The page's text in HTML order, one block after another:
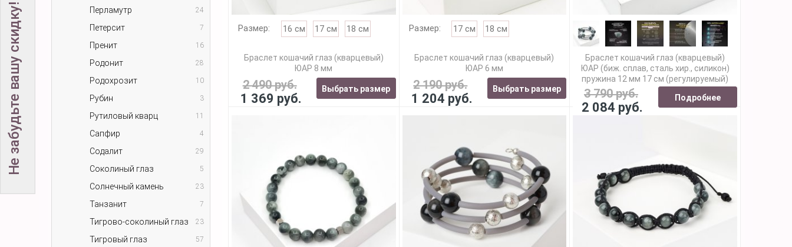
Перламутр 24
Петерсит 7
Пренит 16
Родонит 28
Родохрозит 10
Рубин 3
Рутиловый кварц 11
Сапфир 4
Содалит 29
Соколиный глаз 5
Солнечный камень 23
Танзанит 7
Тигрово-соколиный глаз 23
Тигровый глаз 57
Размер: 16 см 17 см 18 см
Браслет кошачий глаз (кварцевый)
ЮАР 8 мм
2 490 руб.
1 369 руб.
Выбрать размер
Размер: 17 см 18 см
Браслет кошачий глаз (кварцевый)
ЮАР 6 мм
2 190 руб.
1 204 руб.
Выбрать размер
Браслет кошачий глаз (кварцевый)
ЮАР (биж. сплав, сталь хир., силикон)
пружина 12 мм 17 см (регулируемый)
3 790 руб.
2 084 руб.
Подробнее
Не забудьте вашу скидку!